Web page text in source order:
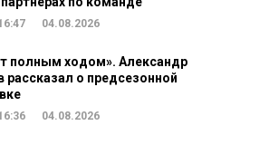
04.08.2026
полным ходом». Александр
рассказал о предсезонной
04.08.2026